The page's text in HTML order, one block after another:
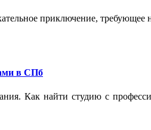
приключение,
в СПб
Как найти студию с